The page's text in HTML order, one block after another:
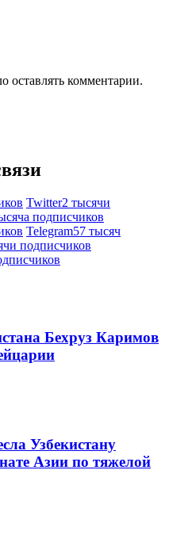
оставлять комментарии.
Twitter2 тысячи
подписчиков
Telegram57 тысяч
подписчиков
Бехруз Каримов
Узбекистану
Азии по тяжелой